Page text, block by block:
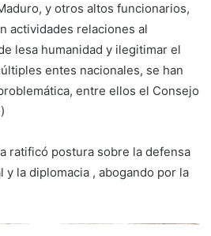
y otros altos funcionarios,
actividades relaciones al
lesa humanidad y ilegitimar el
entes nacionales, se han
entre ellos el Consejo
ratificó postura sobre la defensa
la diplomacia , abogando por la